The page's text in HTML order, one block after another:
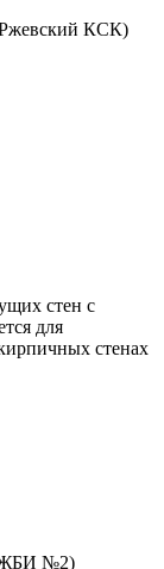
КСК)
стен с
для
стенах